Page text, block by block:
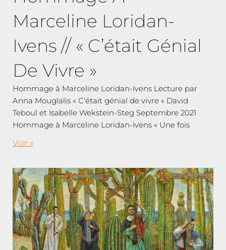
Marceline Loridan-
Ivens // « C’était Génial
De Vivre »
Hommage à Marceline Loridan-Ivens Lecture par
Anna Mouglalis « C’était génial de vivre » David
Teboul et Isabelle Wekstein-Steg Septembre 2021
Hommage à Marceline Loridan-Ivens « Une fois
Voir »